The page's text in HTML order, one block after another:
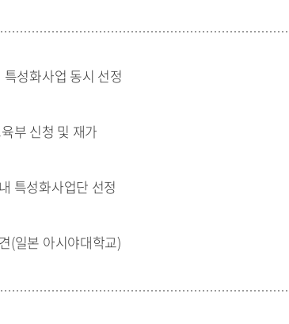
성화사업 동시 선정
부 신청 및 재가
특성화사업단 선정
(일본 아시야대학교)